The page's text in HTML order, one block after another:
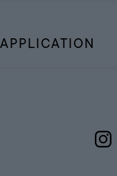
APPLICATION